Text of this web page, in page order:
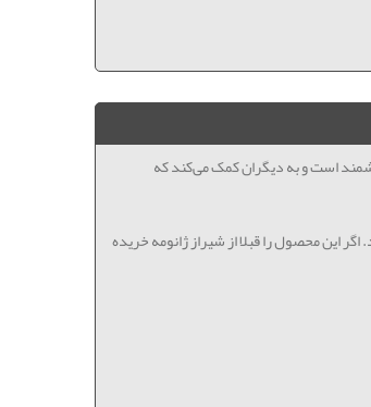
است و به دیگران کمک می‌کند که
این محصول را قبلا از شیراز ژانومه خریده